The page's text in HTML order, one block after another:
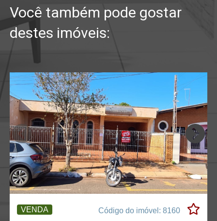
Você também pode gostar
destes imóveis:
VENDA Código do imóvel: 8160